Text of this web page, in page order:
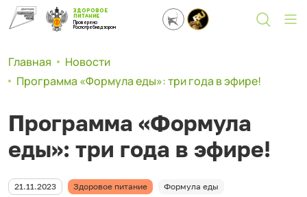
ЗДОРОВОЕ
ПИТАНИЕ
Проверено
Роспотребнадзором
Главная
Новости
Программа «Формула еды»: три года в эфире!
Программа «Формула
еды»: три года в эфире!
21.11.2023 Здоровое питание Формула еды